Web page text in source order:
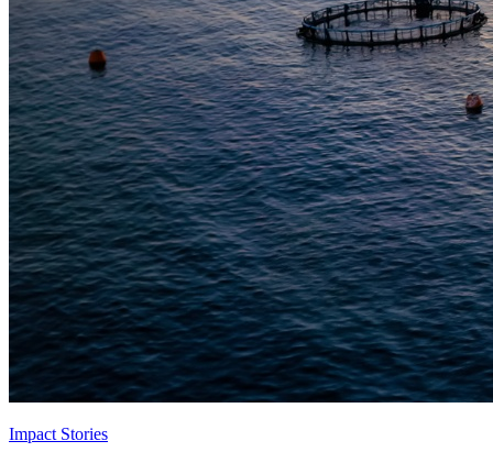
Impact Stories